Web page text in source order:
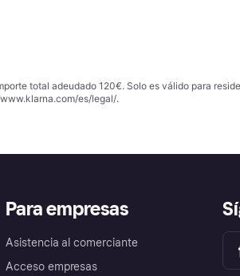
total adeudado 120€. Solo es válido para
es/legal/.
Para empresas
Asistencia al comerciante
Acceso empresas